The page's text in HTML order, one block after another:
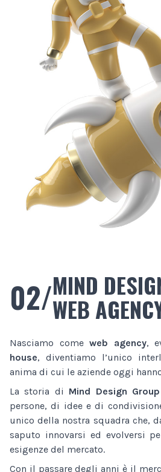
02/MIND
WEB
Nasciamo come web agency,
house, diventiamo l’unico
anima di cui le aziende oggi
La storia di Mind Design Group
persone, di idee e di
unico della nostra squadra che,
saputo innovarsi ed evolversi
esigenze del mercato.
Con il passare degli anni è il